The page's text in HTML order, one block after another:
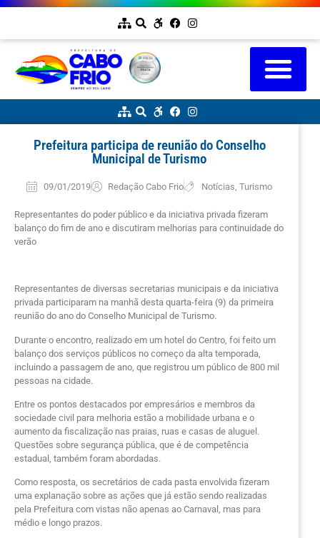
Prefeitura participa de reunião do Conselho
Municipal de Turismo
09/01/2019 Redação Cabo Frio Notícias ,Turismo
Representantes do poder público e da iniciativa privada fizeram
balanço do fim de ano e discutiram melhorias para continuidade do
verão
Representantes de diversas secretarias municipais e da iniciativa
privada participaram na manhã desta quarta-feira (9) da primeira
reunião do ano do Conselho Municipal de Turismo.
Durante o encontro, realizado em um hotel do Centro, foi feito um
balanço dos serviços públicos no começo da alta temporada,
incluindo a passagem de ano, que registrou um público de 800 mil
pessoas na cidade.
Entre os pontos destacados por empresários e membros da
sociedade civil para melhoria estão a mobilidade urbana e o
aumento da fiscalização nas praias, ruas e casas de aluguel.
Questões sobre segurança pública, que é de competência
estadual, também foram abordadas.
Como resposta, os secretários de cada pasta envolvida fizeram
uma explanação sobre as ações que já estão sendo realizadas
pela Prefeitura com vistas não apenas ao Carnaval, mas para
médio e longo prazos.